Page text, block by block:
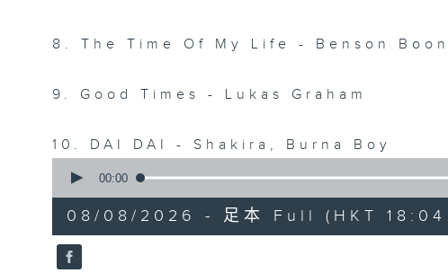
8. The Time Of My Life - Benson
9. Good Times - Lukas Graham
10. DAI DAI - Shakira, Burna Boy
seconds
hour,
52
minutes,
0
00:00
08/08/2026 - 足本 Full (HKT